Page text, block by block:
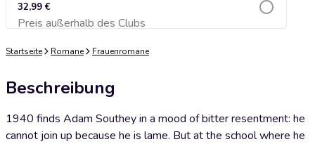
32,99 €
Preis außerhalb des ClubsZum Warenkorb hinzufügen
Startseite Romane Frauenromane
Beschreibung
1940 finds Adam Southey in a mood of bitter resentment: he
cannot join up because he is lame. But at the school where he